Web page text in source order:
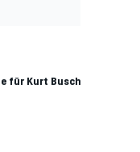
für Kurt Busch